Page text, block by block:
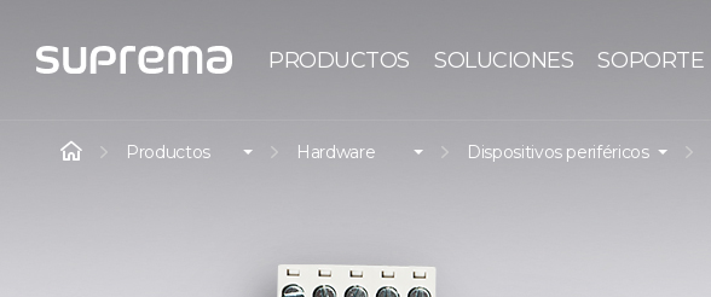
PRODUCTOS SOLUCIONES SOPORTE
Productos Hardware Dispositivos periféricos